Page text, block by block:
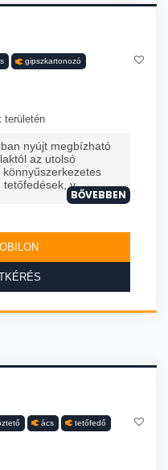
gipszkartonozó
területén
nyújt megbízható
az utolsó
v...
BŐVEBBEN
ács tetőfedő